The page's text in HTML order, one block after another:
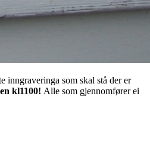
inngraveringa som skal stå der er
kl1100! Alle som gjennomfører ei